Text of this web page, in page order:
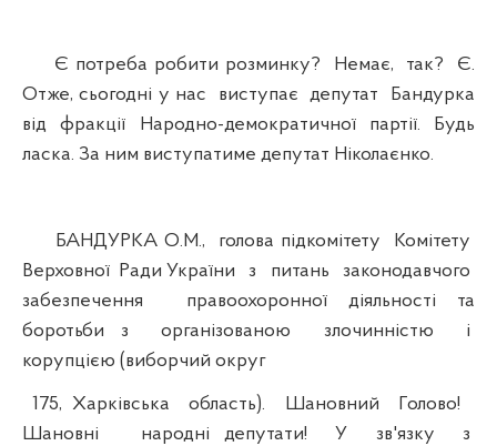
Є потреба робити розминку? Немає, так? Є.
Отже, сьогодні у нас виступає депутат Бандурка
від фракції Народно-демократичної партії. Будь
ласка. За ним виступатиме депутат Ніколаєнко.
БАНДУРКА О.М., голова підкомітету Комітету
Верховної Ради України з питань законодавчого
забезпечення правоохоронної діяльності та
боротьби з організованою злочинністю і
корупцією (виборчий округ
175, Харківська область). Шановний Голово!
Шановні народні депутати! У зв'язку з